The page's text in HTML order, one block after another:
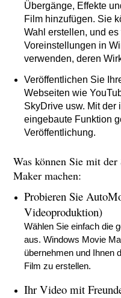
Übergänge, Effekte
Film hinzufügen. Sie
Wahl erstellen, und
Voreinstellungen in
verwenden, deren
Veröffentlichen Sie
Webseiten wie
SkyDrive usw. Mit der
eingebaute Funktion
Veröffentlichung.
Was können Sie mit
Maker machen:
Probieren Sie
Videoproduktion)
Wählen Sie einfach die
aus. Windows Movie
übernehmen und Ihnen
Film zu erstellen.
Ihr Video mit